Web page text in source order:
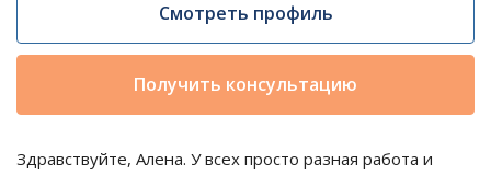
Смотреть профиль
Получить консультацию
Здравствуйте, Алена. У всех просто разная работа и